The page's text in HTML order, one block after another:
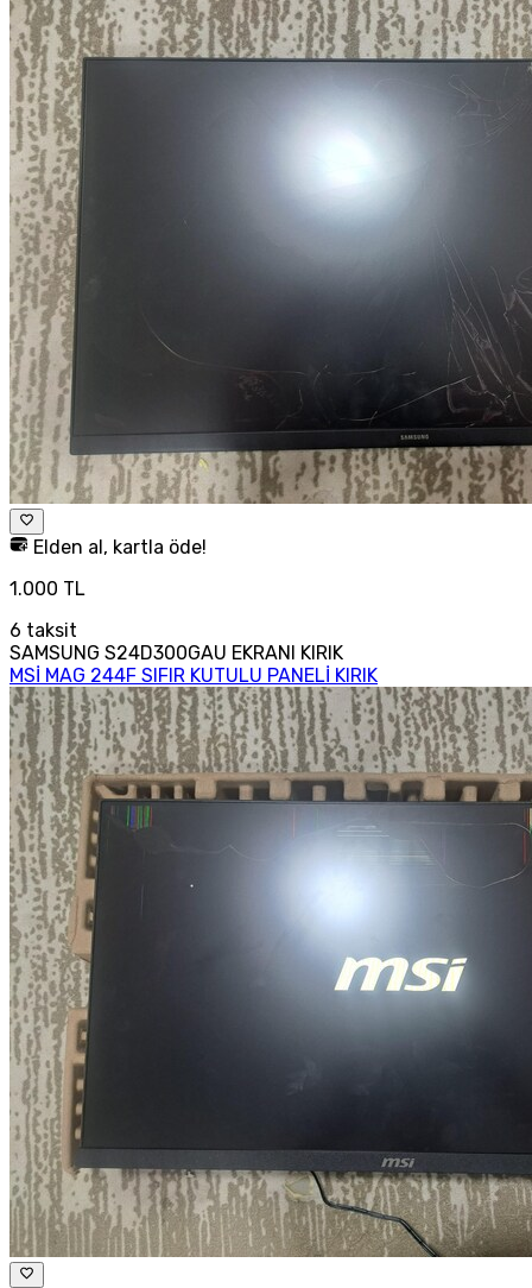
Elden al, kartla öde!
1.000 TL
6 taksit
SAMSUNG S24D300GAU EKRANI KIRIK
MSİ MAG 244F SIFIR KUTULU PANELİ KIRIK